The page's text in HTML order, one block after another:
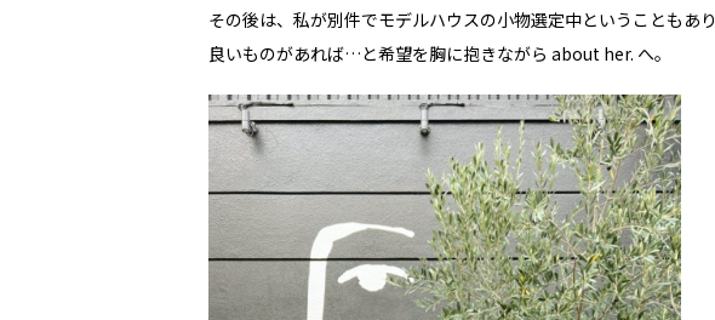
その後は、私が別件でモデルハウスの小物選定中ということもあり
良いものがあれば…と希望を胸に抱きながら about her. へ。